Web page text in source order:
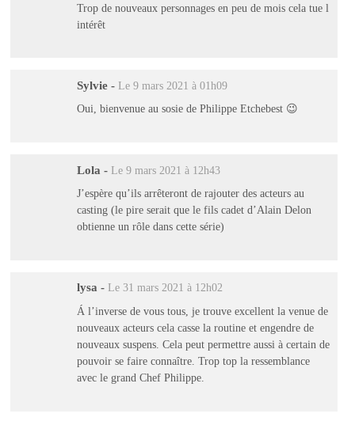
Trop de nouveaux personnages en peu de mois cela tue l
intérêt
Sylvie - Le 9 mars 2021 à 01h09
Oui, bienvenue au sosie de Philippe Etchebest 😉
Lola - Le 9 mars 2021 à 12h43
J’espère qu’ils arrêteront de rajouter des acteurs au
casting (le pire serait que le fils cadet d’Alain Delon
obtienne un rôle dans cette série)
lysa - Le 31 mars 2021 à 12h02
Á l’inverse de vous tous, je trouve excellent la venue de
nouveaux acteurs cela casse la routine et engendre de
nouveaux suspens. Cela peut permettre aussi à certain de
pouvoir se faire connaître. Trop top la ressemblance
avec le grand Chef Philippe.